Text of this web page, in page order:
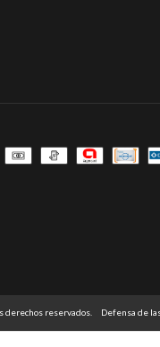
derechos reservados. Defensa de